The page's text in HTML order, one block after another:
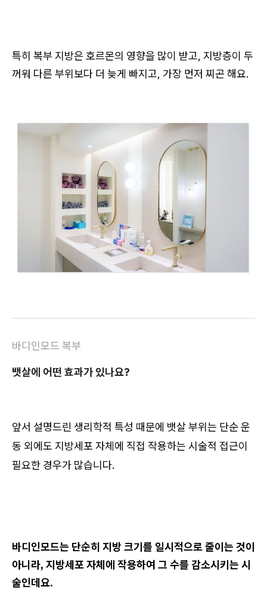
특히 복부 지방은 호르몬의 영향을 많이 받고, 지방층이 두
꺼워 다른 부위보다 더 늦게 빠지고, 가장 먼저 찌곤 해요.
바디인모드 복부
뱃살에 어떤 효과가 있나요?
앞서 설명드린 생리학적 특성 때문에 뱃살 부위는 단순 운
동 외에도 지방세포 자체에 직접 작용하는 시술적 접근이
필요한 경우가 많습니다.
바디인모드는 단순히 지방 크기를 일시적으로 줄이는 것이
아니라, 지방세포 자체에 작용하여 그 수를 감소시키는 시
술인데요.